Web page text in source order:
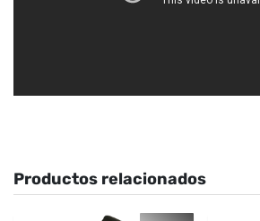
Productos relacionados